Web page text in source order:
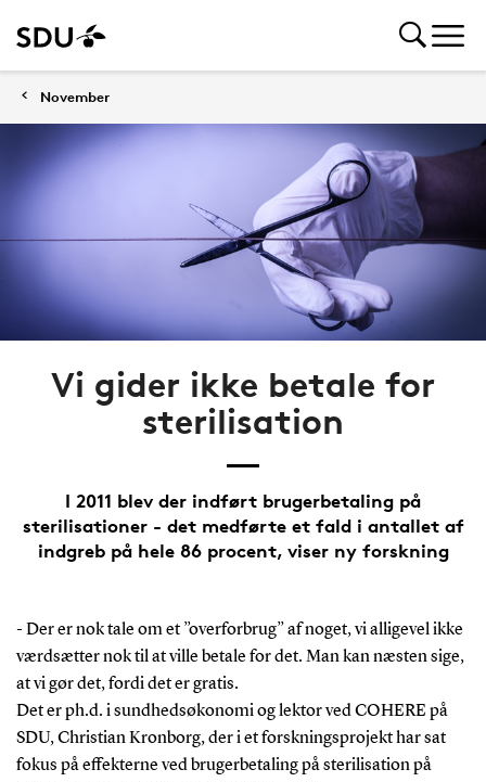
November
Vi gider ikke betale for
sterilisation
I 2011 blev der indført brugerbetaling på
sterilisationer - det medførte et fald i antallet af
indgreb på hele 86 procent, viser ny forskning
- Der er nok tale om et ”overforbrug” af noget, vi alligevel ikke
værdsætter nok til at ville betale for det. Man kan næsten sige,
at vi gør det, fordi det er gratis.
Det er ph.d. i sundhedsøkonomi og lektor ved COHERE på
SDU, Christian Kronborg, der i et forskningsprojekt har sat
fokus på effekterne ved brugerbetaling på sterilisation på